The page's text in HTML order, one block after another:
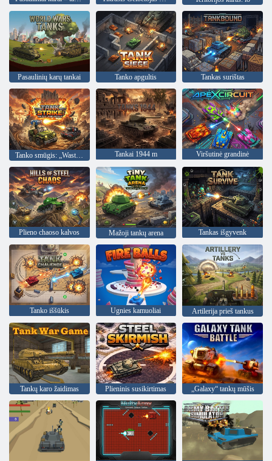
Pasaulinių karų tankai Tanko apgultis Tankas surištas
Tankai 1944 m Viršutinė grandinė
Plieno chaoso kalvos Mažoji tankų arena Tankas išgyvenk
Tanko iššūkis Ugnies kamuoliai Artilerija prieš tankus
Tankų karo žaidimas Plieninis susikirtimas „Galaxy“ tankų mūšis